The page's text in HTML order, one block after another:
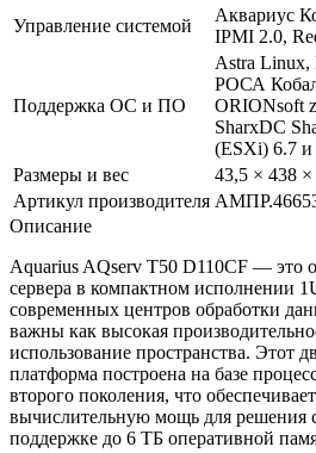
Управление системой
Аквариус
IPMI 2.0,
Поддержка ОС и ПО
Astra
РОСА
ORIONsoft
SharxDC
(ESXi) 6.7
Размеры и вес
43,5 × 438
Артикул производителя
Описание
Aquarius AQserv T50 D110CF — это
сервера в компактном исполнении
современных центров обработки
важны как высокая
использование пространства. Этот
платформа построена на базе
второго поколения, что
вычислительную мощь для решения
поддержке до 6 ТБ оперативной